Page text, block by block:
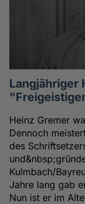
Langjähriger
Heinz Gremer
Dennoch
des
Kulmbach/
Jahre lang gab
Nun ist er im